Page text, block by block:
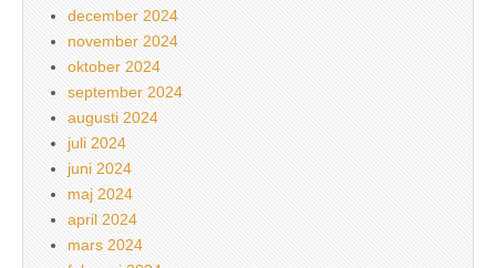
december 2024
november 2024
oktober 2024
september 2024
augusti 2024
juli 2024
juni 2024
maj 2024
april 2024
mars 2024